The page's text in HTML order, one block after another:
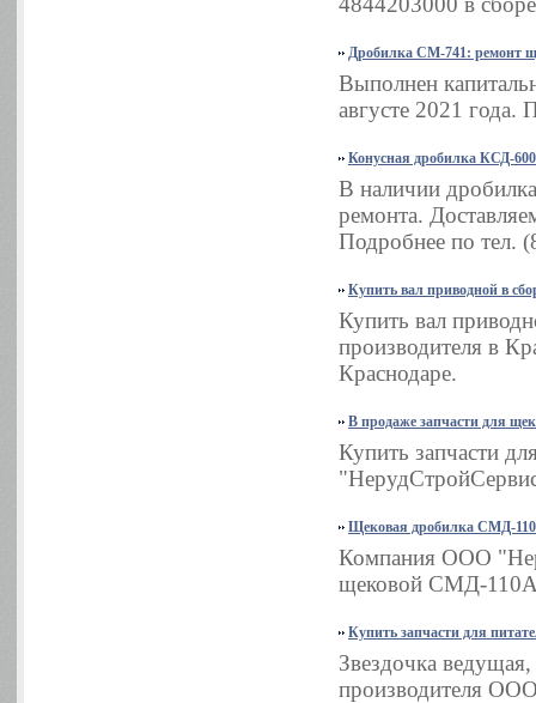
Дробилка СМ-741: ремонт
Выполнен
августе 2021 года.
Конусная дробилка КСД-
В наличии
ремонта.
Подробнее по тел.
Купить вал приводной в
Купить вал
производителя в
Краснодаре.
В продаже запчасти для
Купить запчасти
Щековая дробилка СМД-
Компания ООО
щековой СМД-110А
Купить запчасти для
Звездочка
производителя